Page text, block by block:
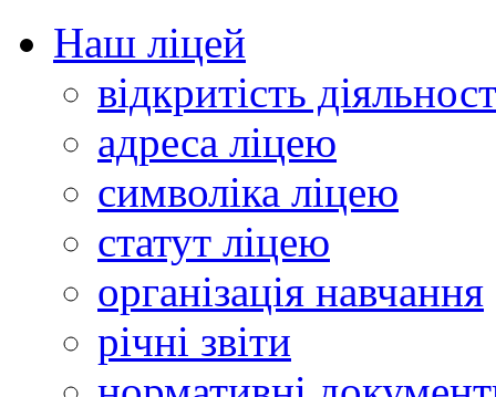
Наш ліцей
відкритість
адреса ліцею
символіка ліцею
статут ліцею
організація навчання
річні звіти